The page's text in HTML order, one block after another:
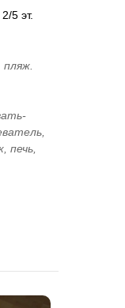
, 2/5 эт.
печь,